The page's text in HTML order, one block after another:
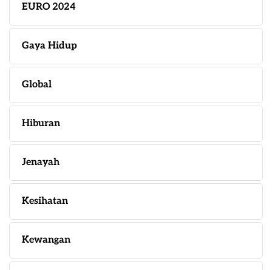
EURO 2024
Gaya Hidup
Global
Hiburan
Jenayah
Kesihatan
Kewangan